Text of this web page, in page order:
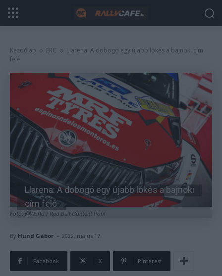
Kezdőlap ERC
Llarena: A dobogó egy újabb lökés a bajnoki cím
felé
Fotó: @World / Red Bull Content Pool
Llarena: A dobogó egy újabb lökés a bajnoki
cím felé
By Hund Gábor - 2022. május 17.
Facebook X Pinterest